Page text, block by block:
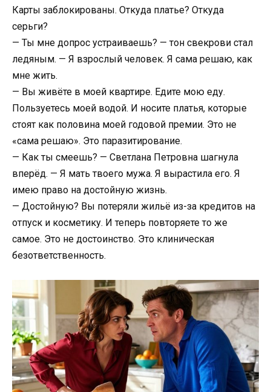
Карты заблокированы. Откуда платье? Откуда
серьги?
— Ты мне допрос устраиваешь? — тон свекрови стал
ледяным. — Я взрослый человек. Я сама решаю, как
мне жить.
— Вы живёте в моей квартире. Едите мою еду.
Пользуетесь моей водой. И носите платья, которые
стоят как половина моей годовой премии. Это не
«сама решаю». Это паразитирование.
— Как ты смеешь? — Светлана Петровна шагнула
вперёд. — Я мать твоего мужа. Я вырастила его. Я
имею право на достойную жизнь.
— Достойную? Вы потеряли жильё из-за кредитов на
отпуск и косметику. И теперь повторяете то же
самое. Это не достоинство. Это клиническая
безответственность.